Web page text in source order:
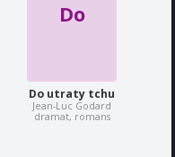
Do
Do utraty tchu
Jean-Luc Godard
dramat, romans